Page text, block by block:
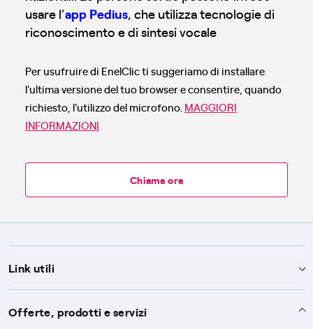
usare l’app Pedius, che utilizza tecnologie di
riconoscimento e di sintesi vocale
Per usufruire di EnelClic ti suggeriamo di installare
l'ultima versione del tuo browser e consentire, quando
richiesto, l'utilizzo del microfono. MAGGIORI
INFORMAZIONI
Chiama ora
Link utili
Assistenza
Offerte, prodotti e servizi